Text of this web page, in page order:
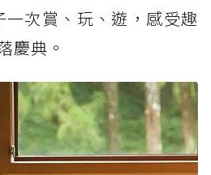
一次賞、玩、遊，感受趣
慶典。